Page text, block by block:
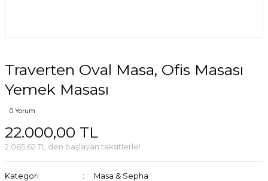
Traverten Oval Masa, Ofis Masası
Yemek Masası
0 Yorum
22.000,00 TL
2.065,62 TL den başlayan taksitlerle!
Kategori
Masa & Sepha